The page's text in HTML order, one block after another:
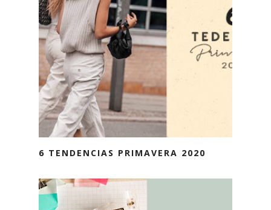
6 TENDENCIAS PRIMAVERA 2020